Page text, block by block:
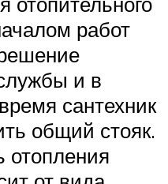
работ
и в
сантехник
общий стояк.